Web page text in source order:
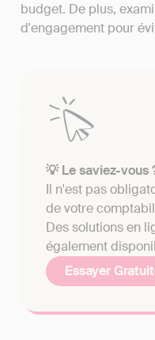
budget. De plus,
d'engagement pour
💡 Le saviez-vous
Il n'est pas
de votre
Des solutions en
également
Essayer